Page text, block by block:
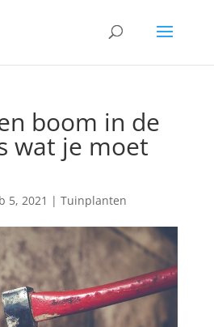
boom in de
wat je moet
5, 2021 | Tuinplanten